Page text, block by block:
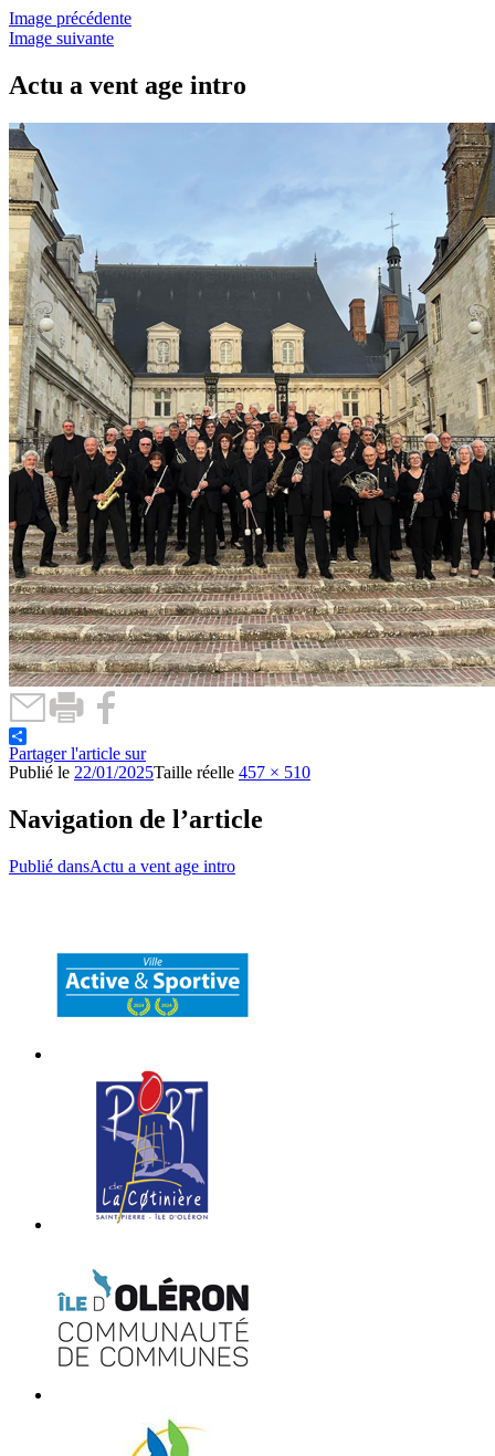
Image précédente
Image suivante
Actu a vent age intro
Partager l'article sur
Publié le 22/01/2025Taille réelle 457 × 510
Navigation de l’article
Publié dansActu a vent age intro